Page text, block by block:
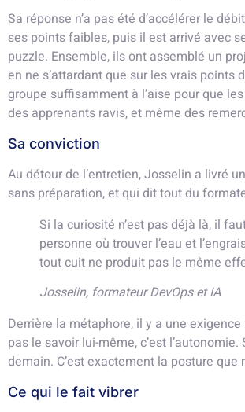
Sa réponse n’a pas été d’accélérer le
ses points faibles, puis il est arrivé avec
puzzle. Ensemble, ils ont assemblé un
en ne s’attardant que sur les vrais points
groupe suffisamment à l’aise pour que
des apprenants ravis, et même des
Sa conviction
Au détour de l’entretien, Josselin a livré
sans préparation, et qui dit tout du
Si la curiosité n’est pas déjà là, il
personne où trouver l’eau et
tout cuit ne produit pas le même
Josselin, formateur DevOps et IA
Derrière la métaphore, il y a une
pas le savoir lui-même, c’est
demain. C’est exactement la posture
Ce qui le fait vibrer